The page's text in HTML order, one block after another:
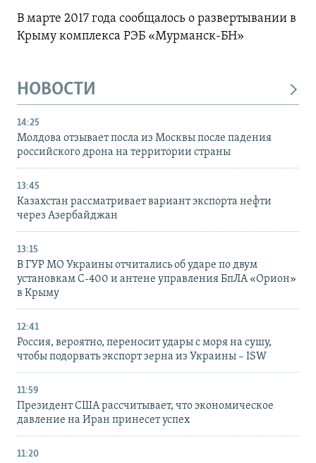
В марте 2017 года сообщалось о развертывании в
Крыму комплекса РЭБ «Мурманск-БН»
НОВОСТИ
14:25
Молдова отзывает посла из Москвы после падения
российского дрона на территории страны
13:45
Казахстан рассматривает вариант экспорта нефти
через Азербайджан
13:15
В ГУР МО Украины отчитались об ударе по двум
установкам С-400 и антене управления БпЛА «Орион»
в Крыму
12:41
Россия, вероятно, переносит удары с моря на сушу,
чтобы подорвать экспорт зерна из Украины – ISW
11:59
Президент США рассчитывает, что экономическое
давление на Иран принесет успех
11:20